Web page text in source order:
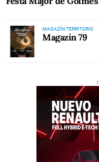
MAGAZÍN TERRITORIS
Magazín 79